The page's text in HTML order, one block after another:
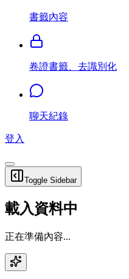
書籤內容
卷證書籤、去識別化
聊天紀錄
登入
Toggle Sidebar
載入資料中
正在準備內容...